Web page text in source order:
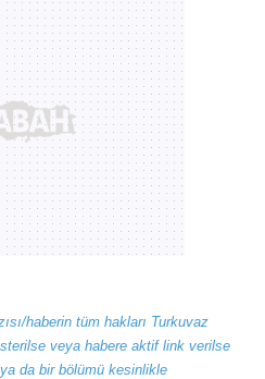
haberin tüm hakları Turkuvaz
veya habere aktif link verilse
da bir bölümü kesinlikle